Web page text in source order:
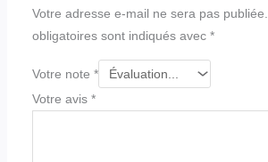
Votre adresse e-mail ne sera pas publiée.
obligatoires sont indiqués avec *
Votre note *
Votre avis *